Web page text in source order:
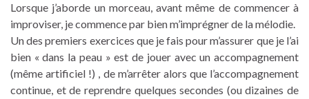
Lorsque j’aborde un morceau, avant même de commencer à
improviser, je commence par bien m’imprégner de la mélodie.
Un des premiers exercices que je fais pour m’assurer que je l’ai
bien « dans la peau » est de jouer avec un accompagnement
(même artificiel !) , de m’arrêter alors que l’accompagnement
continue, et de reprendre quelques secondes (ou dizaines de